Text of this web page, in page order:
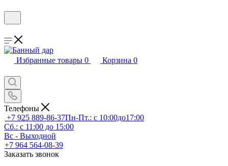
Избранные товары 0 Корзина 0
Телефоны
+7 925 889-86-37Пн-Пт.: с 10:00до17:00
Сб.: с 11:00 до 15:00
Вс - Выходной
+7 964 564-08-39
Заказать звонок